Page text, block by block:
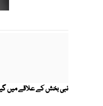
نبی بخش کے علاقے میں گیس سلنڈر